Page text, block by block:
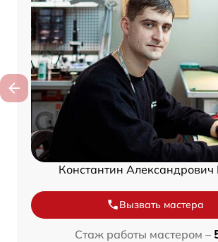
Константин
Вызвать мастера
Стаж работы мастером –